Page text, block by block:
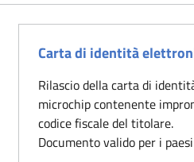
Carta di identità
Rilascio della carta di
microchip contenente
codice fiscale del titolare.
Documento valido per i